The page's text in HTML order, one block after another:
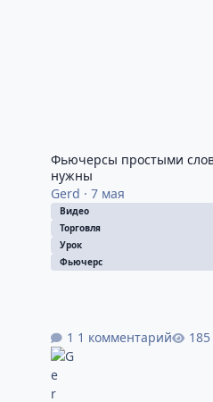
Фьючерсы простыми
нужны
Gerd · 7 мая
Видео
Торговля
Урок
Фьючерс
1 комментарий